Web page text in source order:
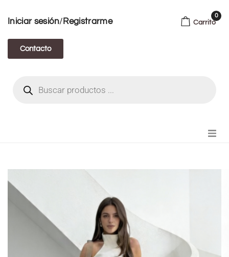
Iniciar sesión/ Registrarme
Contacto
Carrito
0
MODA CHICA
BEAUTY